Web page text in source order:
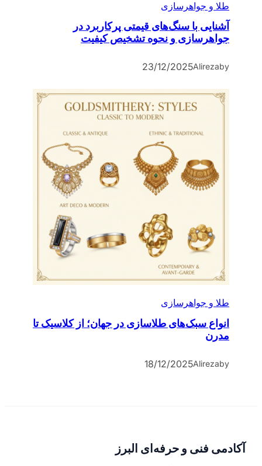
طلا و جواهرسازی
آشنایی با سنگ‌های قیمتی پرکاربرد در
جواهرسازی و نحوه تشخیص کیفیت
by
Alireza
23/12/2025
طلا و جواهرسازی
انواع سبک‌های طلاسازی در جهان؛ از کلاسیک تا
مدرن
by
Alireza
18/12/2025
آکادمی فنی و حرفه‌ای البرز